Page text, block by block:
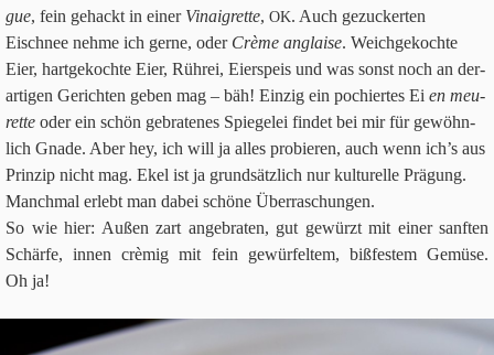
gue, fein gehackt in einer Vin­ai­grette, OK. Auch gezucker­ten
Eischnee nehme ich gerne, oder Crème anglaise. Weich­ge­kochte
Eier, hart­ge­kochte Eier, Rührei, Eier­speis und was sonst noch an der­
ar­ti­gen Gerich­ten geben mag – bäh! Ein­zig ein pochi­er­tes Ei en meu­
rette oder ein schön gebra­te­nes Spie­gelei fin­det bei mir für gewöhn­
lich Gnade. Aber hey, ich will ja alles pro­bie­ren, auch wenn ich’s aus
Prin­zip nicht mag. Ekel ist ja grund­sätz­lich nur kul­tu­relle Prä­gung.
Manch­mal erlebt man dabei schöne Über­ra­schun­gen.
So wie hier: Außen zart ange­bra­ten, gut gewürzt mit einer sanf­ten
Schärfe, innen crè­mig mit fein gewür­fel­tem, biß­fe­stem Gemüse.
Oh ja!